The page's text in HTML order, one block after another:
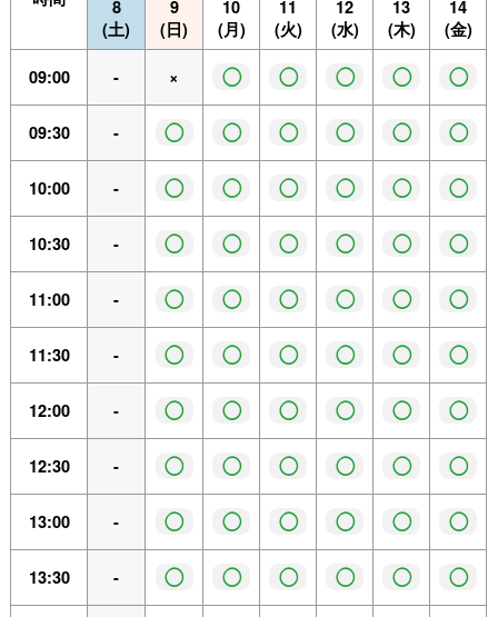
8
(土)
9
(日)
10
(月)
11
(火)
12
(水)
13
(木)
14
(金)
09:00 - × ◯ ◯ ◯ ◯ ◯
09:30 - ◯ ◯ ◯ ◯ ◯ ◯
10:00 - ◯ ◯ ◯ ◯ ◯ ◯
10:30 - ◯ ◯ ◯ ◯ ◯ ◯
11:00 - ◯ ◯ ◯ ◯ ◯ ◯
11:30 - ◯ ◯ ◯ ◯ ◯ ◯
12:00 - ◯ ◯ ◯ ◯ ◯ ◯
12:30 - ◯ ◯ ◯ ◯ ◯ ◯
13:00 - ◯ ◯ ◯ ◯ ◯ ◯
13:30 - ◯ ◯ ◯ ◯ ◯ ◯